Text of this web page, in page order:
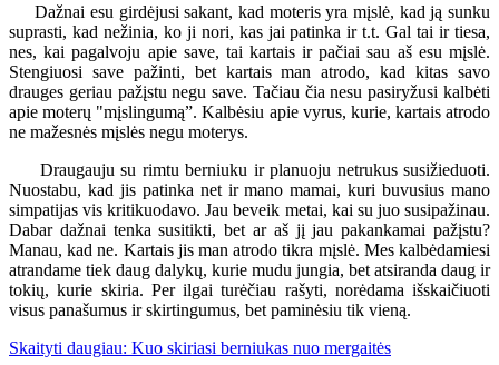
Dažnai esu girdėjusi sakant, kad moteris yra mįslė, kad ją sunku
suprasti, kad nežinia, ko ji nori, kas jai patinka ir t.t. Gal tai ir tiesa,
nes, kai pagalvoju apie save, tai kartais ir pačiai sau aš esu mįslė.
Stengiuosi save pažinti, bet kartais man atrodo, kad kitas savo
drauges geriau pažįstu negu save. Tačiau čia nesu pasiryžusi kalbėti
apie moterų "mįslingumą”. Kalbėsiu apie vyrus, kurie, kartais atrodo
ne mažesnės mįslės negu moterys.
Draugauju su rimtu berniuku ir planuoju netrukus susižieduoti.
Nuostabu, kad jis patinka net ir mano mamai, kuri buvusius mano
simpatijas vis kritikuodavo. Jau beveik metai, kai su juo susipažinau.
Dabar dažnai tenka susitikti, bet ar aš jį jau pakankamai pažįstu?
Manau, kad ne. Kartais jis man atrodo tikra mįslė. Mes kalbėdamiesi
atrandame tiek daug dalykų, kurie mudu jungia, bet atsiranda daug ir
tokių, kurie skiria. Per ilgai turėčiau rašyti, norėdama išskaičiuoti
visus panašumus ir skirtingumus, bet paminėsiu tik vieną.
Skaityti daugiau: Kuo skiriasi berniukas nuo mergaitės